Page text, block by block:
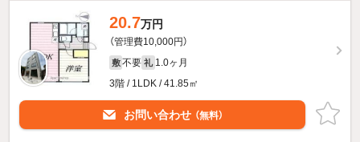
20.7万円
（管理費10,000円）
敷 不要 礼 1.0ヶ月
3階 / 1LDK / 41.85㎡
お問い合わせ （無料）